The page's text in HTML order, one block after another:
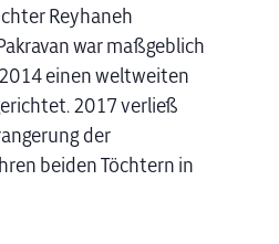
Reyhaneh
war maßgeblich
einen weltweiten
2017 verließ
der
beiden Töchtern in